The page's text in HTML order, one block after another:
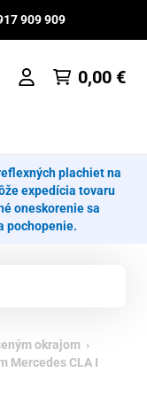
909 909
0,00 €
plachiet na
expedícia tovaru
oneskorenie sa
pochopenie.
okrajom ›
Mercedes CLA I